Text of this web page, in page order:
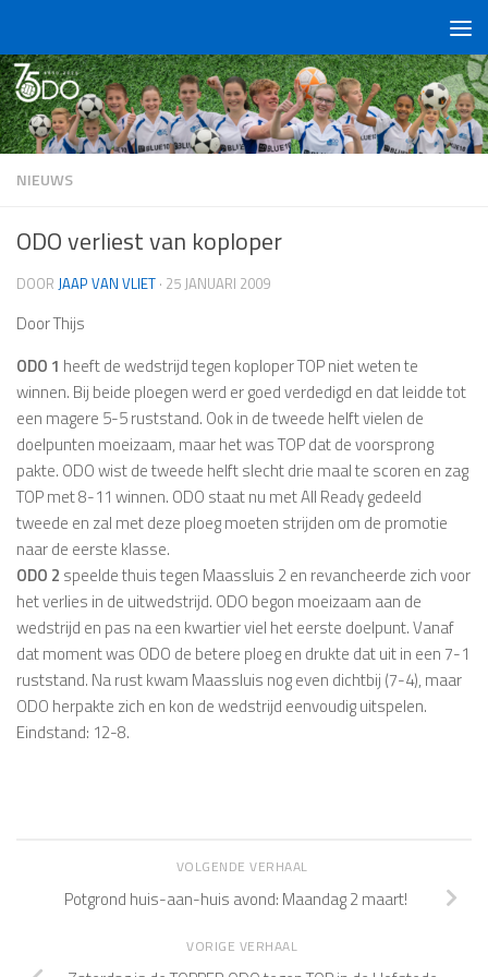
NIEUWS
ODO verliest van koploper
DOOR JAAP VAN VLIET · 25 JANUARI 2009
Door Thijs
ODO 1 heeft de wedstrijd tegen koploper TOP niet weten te
winnen. Bij beide ploegen werd er goed verdedigd en dat leidde tot
een magere 5-5 ruststand. Ook in de tweede helft vielen de
doelpunten moeizaam, maar het was TOP dat de voorsprong
pakte. ODO wist de tweede helft slecht drie maal te scoren en zag
TOP met 8-11 winnen. ODO staat nu met All Ready gedeeld
tweede en zal met deze ploeg moeten strijden om de promotie
naar de eerste klasse.
ODO 2 speelde thuis tegen Maassluis 2 en revancheerde zich voor
het verlies in de uitwedstrijd. ODO begon moeizaam aan de
wedstrijd en pas na een kwartier viel het eerste doelpunt. Vanaf
dat moment was ODO de betere ploeg en drukte dat uit in een 7-1
ruststand. Na rust kwam Maassluis nog even dichtbij (7-4), maar
ODO herpakte zich en kon de wedstrijd eenvoudig uitspelen.
Eindstand: 12-8.
VOLGENDE VERHAAL
Potgrond huis-aan-huis avond: Maandag 2 maart!
VORIGE VERHAAL